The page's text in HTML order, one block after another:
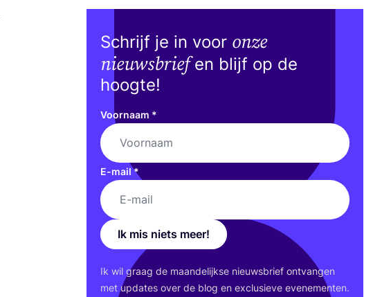
Schrijf je in voor onze
nieuwsbriefen blijf op de
hoogte!
Voornaam *
E-mail*
Ik mis niets meer!
Ik wil graag de maan­de­lijk­se nieuws­brief ont­van­gen
met upda­tes over de blog en exclu­sie­ve eve­ne­men­ten.